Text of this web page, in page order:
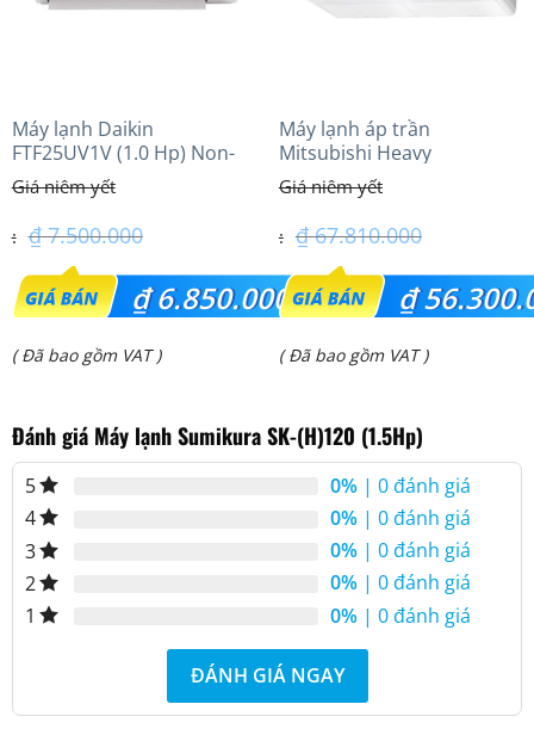
Máy lạnh Daikin
FTF25UV1V (1.0 Hp) Non-
inverter Thái lan
₫7.500.000
Giá
gốc
là:
₫6.850.000
Giá
tại
là:
₫ 6.850.000.
( Đã bao gồm VAT )
Máy lạnh áp trần
Mitsubishi Heavy
FDE125VG (5.0Hp) Cao cấp
– 3 Pha
₫67.810.000
Giá
gốc
là:
₫
Giá
tại
₫ 56.300.000.
( Đã bao gồm VAT )
Đánh giá Máy lạnh Sumikura SK-(H)120 (1.5Hp)
5 0% | 0 đánh giá
4
0% | 0 đánh giá
3
0% | 0 đánh giá
2
0% | 0 đánh giá
1
0% | 0 đánh giá
ĐÁNH GIÁ NGAY